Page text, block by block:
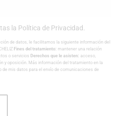
la Política de Privacidad
de datos, le facilitamos la siguiente información del
Fines del tratamiento: mantener una relación
o servicios Derechos que le asisten: acceso,
y oposición. Más información del tratamiento en la
de mis datos para el envío de comunicaciones de